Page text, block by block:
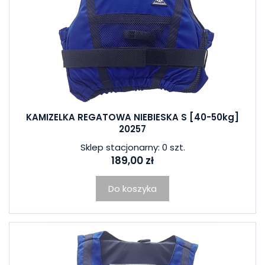
KAMIZELKA REGATOWA NIEBIESKA S [40-50kg]
20257
Sklep stacjonarny: 0 szt.
189,00 zł
Do koszyka